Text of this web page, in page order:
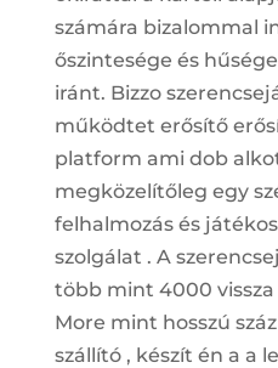
számára bizalommal
őszintesége és
iránt. Bizzo
működtet erősítő
platform ami dob
megközelítőleg egy
felhalmozás és
szolgálat . A
több mint 4000 vissza
More mint hosszú
szállító , készít én a a